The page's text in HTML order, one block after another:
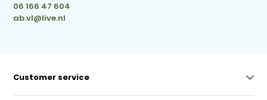
06 166 47 604
ab.vl@live.nl
Customer service